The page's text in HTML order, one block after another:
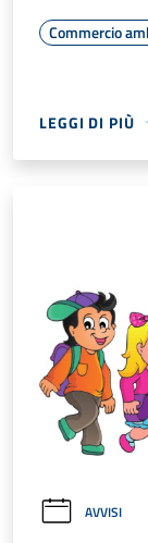
Commercio
LEGGI DI PIÙ
AVVISI